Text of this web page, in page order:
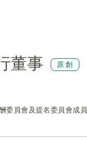
董事 原創
委員會及提名委員會成